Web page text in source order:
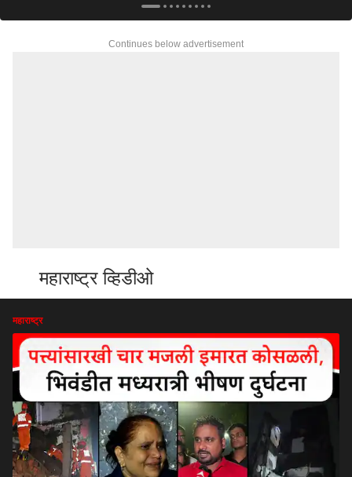
Continues below advertisement
महाराष्ट्र व्हिडीओ
महाराष्ट्र